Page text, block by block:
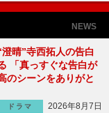
NEWS
澄晴”寺西拓人の告白
「真っすぐな告白が
のシーンをありがと
ドラマ
2026年8月7日